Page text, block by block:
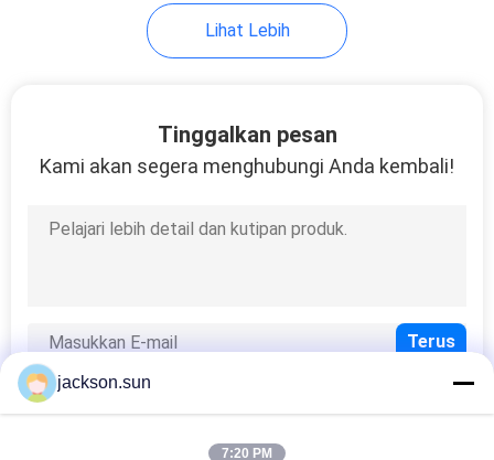
Lihat Lebih
Tinggalkan pesan
Kami akan segera menghubungi Anda kembali!
jackson.sun
7:20 PM